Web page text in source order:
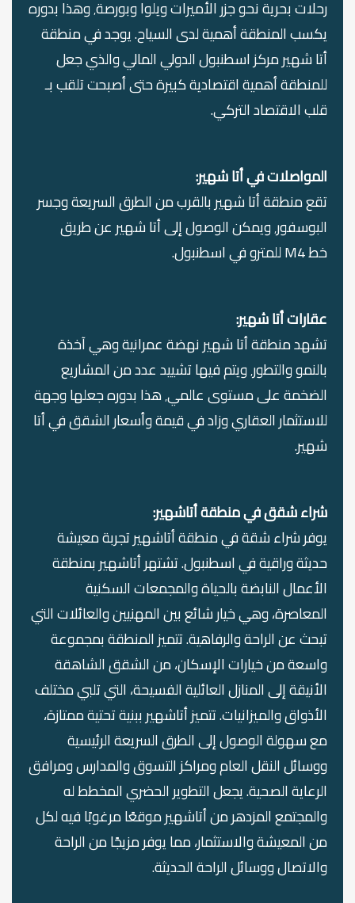
رحلات بحرية نحو جزر الأميرات ويلوا وبورصة٬ وهذا بدوره
يكسب المنطقة أهمية لدى السياح. يوجد في منطقة
أتا شهير مركز اسطنبول الدولي المالي والذي جعل
للمنطقة أهمية اقتصادية كبيرة حتى أصبحت تلقب بـ
قلب الاقتصاد التركي.
المواصلات في أتا شهير:
تقع منطقة أتا شهير بالقرب من الطرق السريعة وجسر
البوسفور٬ ويمكن الوصول إلى أتا شهير عن طريق
خط M4 للمترو في اسطنبول.
عقارات أتا شهير:
تشهد منطقة أتا شهير نهضة عمرانية وهي آخذة
بالنمو والتطور٬ ويتم فيها تشييد عدد من المشاريع
الضخمة على مستوى عالمي٬ هذا بدوره جعلها وجهة
للاستثمار العقاري وزاد في قيمة وأسعار الشقق في أتا
شهير.
شراء شقق في منطقة أتاشهير:
يوفر شراء شقة في منطقة أتاشهير تجربة معيشة
حديثة وراقية في اسطنبول. تشتهر أتاشهير بمنطقة
الأعمال النابضة بالحياة والمجمعات السكنية
المعاصرة، وهي خيار شائع بين المهنيين والعائلات التي
تبحث عن الراحة والرفاهية. تتميز المنطقة بمجموعة
واسعة من خيارات الإسكان، من الشقق الشاهقة
الأنيقة إلى المنازل العائلية الفسيحة، التي تلبي مختلف
الأذواق والميزانيات. تتميز أتاشهير ببنية تحتية ممتازة،
مع سهولة الوصول إلى الطرق السريعة الرئيسية
ووسائل النقل العام ومراكز التسوق والمدارس ومرافق
الرعاية الصحية. يجعل التطوير الحضري المخطط له
والمجتمع المزدهر من أتاشهير موقعًا مرغوبًا فيه لكل
من المعيشة والاستثمار، مما يوفر مزيجًا من الراحة
والاتصال ووسائل الراحة الحديثة.